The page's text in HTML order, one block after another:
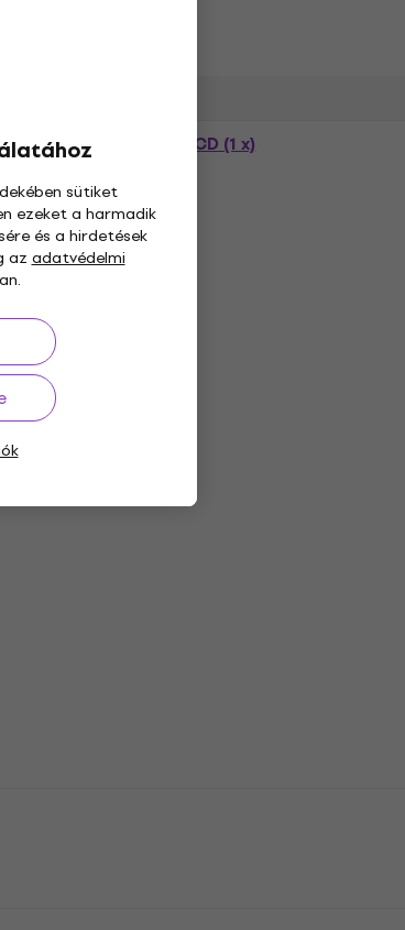
sütiket
ezeket a harmadik
és a hirdetések
azadatvédelmi
tartalma CD (1 x)